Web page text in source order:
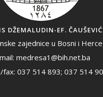
DŽEMALUDIN-EF.
zajednice u Bosni i
medresa1@bih.net.ba
fax: 037 514 893; 037 514